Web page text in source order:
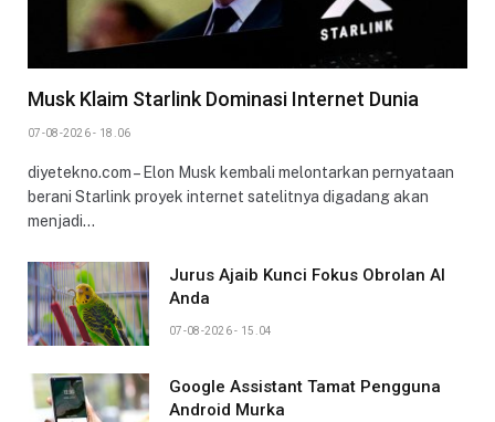
Musk Klaim Starlink Dominasi Internet Dunia
07-08-2026 - 18.06
diyetekno.com – Elon Musk kembali melontarkan pernyataan
berani Starlink proyek internet satelitnya digadang akan
menjadi…
Jurus Ajaib Kunci Fokus Obrolan AI
Anda
07-08-2026 - 15.04
Google Assistant Tamat Pengguna
Android Murka